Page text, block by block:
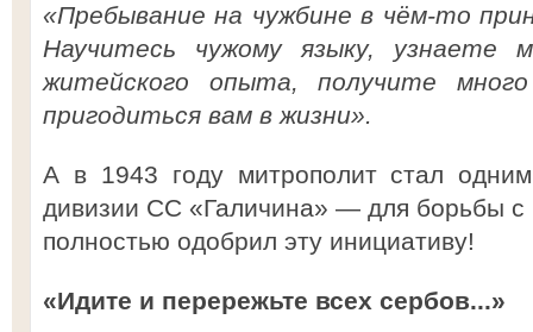
«Пребывание на чужбине в чём-то
Научитесь чужому языку, узнаете
житейского опыта, получите
пригодиться вам в жизни».
А в 1943 году митрополит стал
дивизии СС «Галичина» — для борьбы
полностью одобрил эту инициативу!
«Идите и перережьте всех сербов...»